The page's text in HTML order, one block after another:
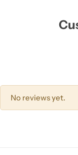
No reviews yet.